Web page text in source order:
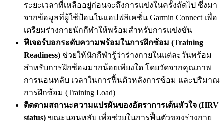
ระยะเวลาที่เหลืออยู่ก่อนจะถึงการแข่งในครั้งถัดไป ซึ่งมา
จากข้อมูลที่ผู้ใช้ป้อนในแอปฟลิเคชั่น Garmin Connect เพื่อ
เตรียมร่างกายนักกีฬาให้พร้อมสำหรับการแข่งขัน
ฟีเจอร์บอกระดับความพร้อมในการฝึกซ้อม (Training
Readiness) ช่วยให้นักกีฬารู้ว่าร่างกายในแต่ละวันพร้อม
สำหรับการฝึกซ้อมมากน้อยเพียงใด โดยวัดจากคุณภาพ
การนอนหลับ เวลาในการฟื้นตัวหลังการซ้อม และปริมาณ
การฝึกซ้อม (Training Load)
ติดตามสถานะความแปรผันของอัตราการเต้นหัวใจ (HRV
status) ขณะนอนหลับ เพื่อช่วยในการฟื้นตัวของร่างกาย